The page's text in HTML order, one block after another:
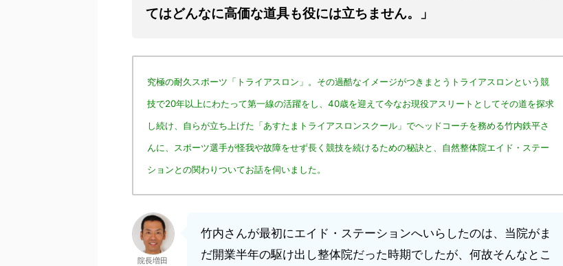
てはどんなに高価な道具も役には立ちません。」
究極の耐久スポーツ「トライアスロン」。その過酷なイメージがつきまとうトライアスロンという競
技で20年以上にわたって第一線の活躍をし、40歳を迎えて今なお現役アスリートとしてその道を探求
し続け、自らが立ち上げた「あすたまトライアスロンスクール」でヘッドコーチを務める竹内鉄平さ
んに、スポーツ選手が怪我や故障をせず長く競技を続けるための秘訣と、自然整体院エイド・ステー
ションとの関わりついてお話を伺いました。
院長増田
竹内さんが最初にエイド・ステーションへいらしたのは、当院がま
だ開業半年の駆け出し整体院だった時期でしたが、何故そんなとこ